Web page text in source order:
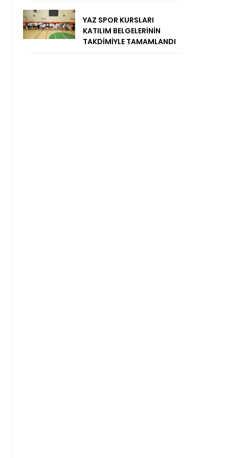
YAZ SPOR KURSLARI
KATILIM BELGELERİNİN
TAKDİMİYLE TAMAMLANDI